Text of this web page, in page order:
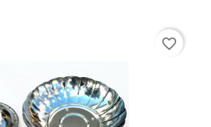
favorite_border